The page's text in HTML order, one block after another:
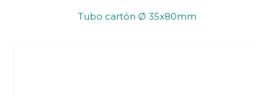
Tubo cartón Ø 35x80mm